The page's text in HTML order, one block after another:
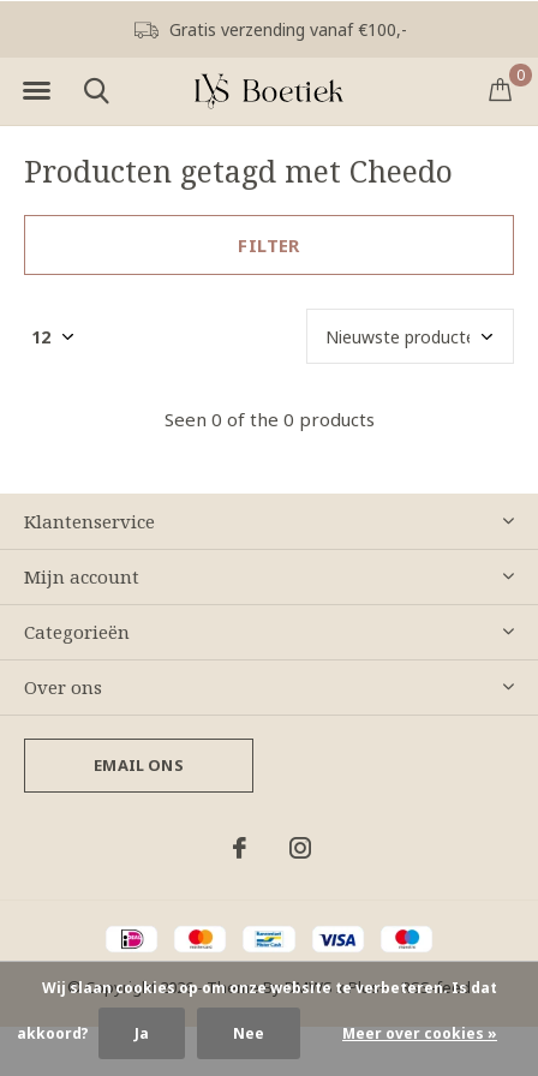
0
Gratis verzending vanaf €100,-
Producten getagd met Cheedo
FILTER
Seen 0 of the 0 products
Klantenservice
Mijn account
Categorieën
Over ons
EMAIL ONS
© Copyright2026- Theme ByDMWS xPlus+-RSS-feed
Wij slaan cookies op om onze website te verbeteren. Is dat
akkoord? Ja Nee Meer over cookies »